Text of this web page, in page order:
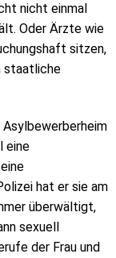
nicht einmal
Oder Ärzte wie
sitzen,
staatliche
Asylbewerberheim
eine
hat er sie am
überwältigt,
sexuell
der Frau und